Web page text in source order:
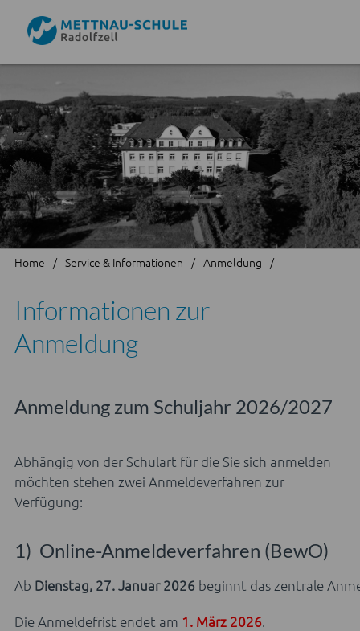
Home Service & Informationen Anmeldung
Informationen zur
Anmeldung
Anmeldung zum Schuljahr 2026/2027
Abhängig von der Schulart für die Sie sich anmelden
möchten stehen zwei Anmeldeverfahren zur
Verfügung:
1) Online-Anmeldeverfahren (BewO)
Ab Dienstag, 27. Januar 2026 beginnt das zentrale
Die Anmeldefrist endet am 1. März 2026.